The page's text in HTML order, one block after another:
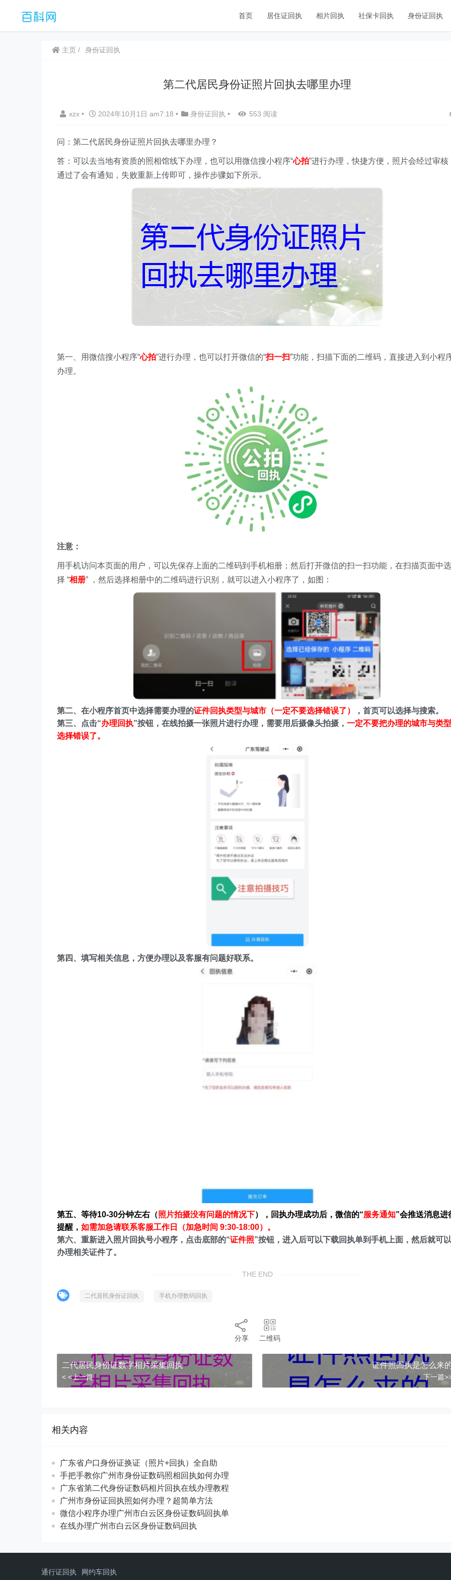
首页 居住证回执 相片回执 社保卡回执 身份证回执
主页 身份证回执
第二代居民身份证照片回执去哪里办理
xzx • 2024年10月1日 am7:18 • 身份证回执 • 553 阅读
问：第二代居民身份证照片回执去哪里办理？
答：可以去当地有资质的照相馆线下办理，也可以用微信搜小程序“心拍”进行办理，快捷方便，照片会经过审核
通过了会有通知，失败重新上传即可，操作步骤如下所示。
第一、 用微信搜小程序“心拍”进行办理， 也可以打开微信的“扫一扫”功能，扫描下面的二维码，直接进入到小程
办理。
注意：
用手机访问本页面的用户，可以先保存上面的二维码到手机相册；然后打开微信的扫一扫功能，在扫描页面中选
择 “相册” ，然后选择相册中的二维码进行识别，就可以进入小程序了，如图：
第二、在小程序首页中选择需要办理的证件回执类型与城市（一定不要选择错误了）
，首页可以选择与搜索。
第三、点击“办理回执”按钮，在线拍摄一张照片进行办理，需要用后摄像头拍摄， 一定不要把办理的城市与类型
选择错误了。
第四、填写相关信息，方便办理以及客服有问题好联系。
第五、等待10-30分钟左右（照片拍摄没有问题的情况下），回执办理成功后，微信的“服务通知”会推送消息进
提醒， 如需加急请联系客服工作日（加急时间 9:30-18:00）。
第六、重新进入照片回执号小程序，点击底部的“证件照”按钮，进入后可以下载回执单到手机上面，然后就可以
办理相关证件了。
THE END
二代居民身份证回执 手机办理数码回执
分享 二维码
二代居民身份证数字相片采集回执
< <上一篇
证件照回执是怎么来
下一篇
相关内容
广东省户口身份证换证（照片+回执）全自助
手把手教你广州市身份证数码照相回执如何办理
广东省第二代身份证数码相片回执在线办理教程
广州市身份证回执照如何办理？超简单方法
微信小程序办理广州市白云区身份证数码回执单
在线办理广州市白云区身份证数码回执
通行证回执 网约车回执